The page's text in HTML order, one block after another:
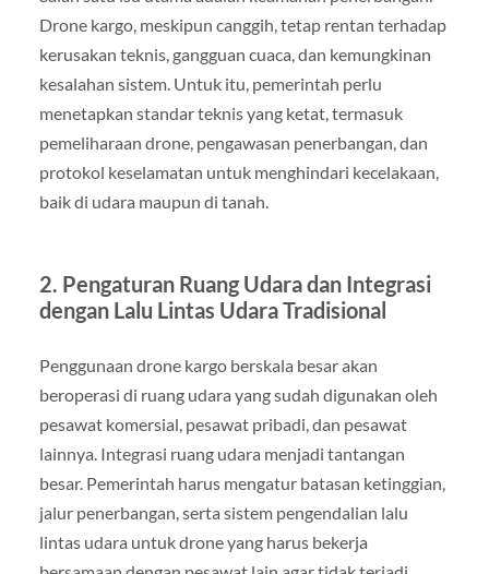
Drone kargo, meskipun canggih, tetap rentan terhadap
kerusakan teknis, gangguan cuaca, dan kemungkinan
kesalahan sistem. Untuk itu, pemerintah perlu
menetapkan standar teknis yang ketat, termasuk
pemeliharaan drone, pengawasan penerbangan, dan
protokol keselamatan untuk menghindari kecelakaan,
baik di udara maupun di tanah.
2. Pengaturan Ruang Udara dan Integrasi
dengan Lalu Lintas Udara Tradisional
Penggunaan drone kargo berskala besar akan
beroperasi di ruang udara yang sudah digunakan oleh
pesawat komersial, pesawat pribadi, dan pesawat
lainnya. Integrasi ruang udara menjadi tantangan
besar. Pemerintah harus mengatur batasan ketinggian,
jalur penerbangan, serta sistem pengendalian lalu
lintas udara untuk drone yang harus bekerja